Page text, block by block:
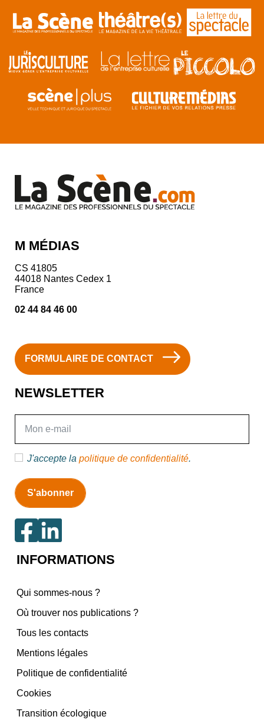
M MÉDIAS
CS 41805
44018 Nantes Cedex 1
France
02 44 84 46 00
FORMULAIRE DE CONTACT
NEWSLETTER
J'accepte la politique de confidentialité.
INFORMATIONS
Qui sommes-nous ?
Où trouver nos publications ?
Tous les contacts
Mentions légales
Politique de confidentialité
Cookies
Transition écologique